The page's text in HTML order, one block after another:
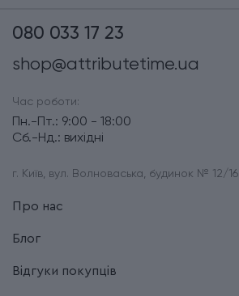
080 033 17 23
shop@attributetime.ua
Час роботи:
Пн.-Пт.: 9:00 - 18:00
Сб.-Нд.: вихідні
г. Київ, вул. Волноваська, будинок № 12/16
Про нас
Блог
Відгуки покупців